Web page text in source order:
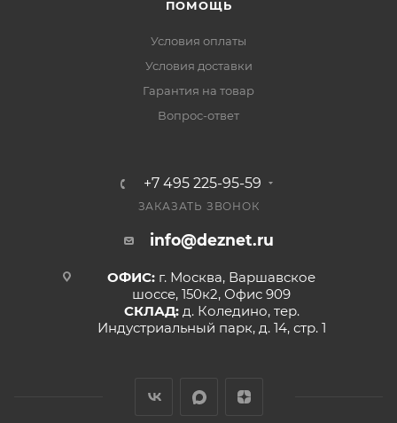
ПОМОЩЬ
Условия оплаты
Условия доставки
Гарантия на товар
Вопрос-ответ
+7 495 225-95-59
ЗАКАЗАТЬ ЗВОНОК
info@deznet.ru
ОФИС: г. Москва, Варшавское
шоссе, 150к2, Офис 909
СКЛАД: д. Коледино, тер.
Индустриальный парк, д. 14, стр. 1